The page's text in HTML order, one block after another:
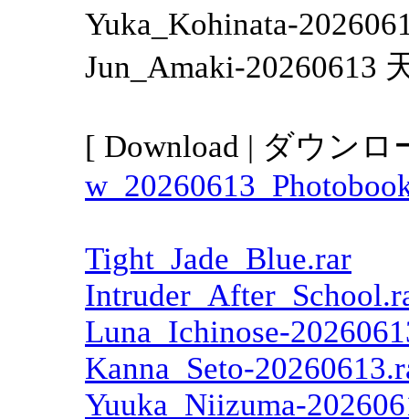
Yuka_Kohinata-
Jun_Amaki-20260613
[ Download | ダウンロ
Tight_Jade_Blue.rar
Luna_Ichinose-
Kanna_Seto-
Yuuka_Niizuma-